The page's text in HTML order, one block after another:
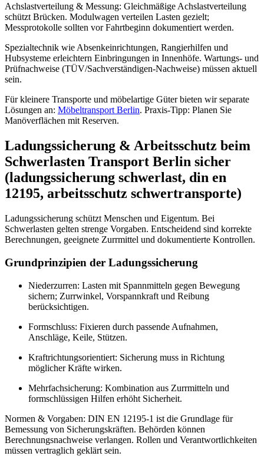
Achslastverteilung & Messung: Gleichmäßige Achslastverteilung
schützt Brücken. Modulwagen verteilen Lasten gezielt;
Messprotokolle sollten vor Fahrtbeginn dokumentiert werden.
Spezialtechnik wie Absenkeinrichtungen, Rangierhilfen und
Hubsysteme erleichtern Einbringungen in Innenhöfe. Wartungs- und
Prüfnachweise (TÜV/Sachverständigen-Nachweise) müssen aktuell
sein.
Für kleinere Transporte und möbelartige Güter bieten wir separate
Lösungen an: Möbeltransport Berlin. Praxis-Tipp: Planen Sie
Manöverflächen mit Reserven.
Ladungssicherung & Arbeitsschutz beim
Schwerlasten Transport Berlin sicher
(ladungssicherung schwerlast, din en
12195, arbeitsschutz schwertransporte)
Ladungssicherung schützt Menschen und Eigentum. Bei
Schwerlasten gelten strenge Vorgaben. Entscheidend sind korrekte
Berechnungen, geeignete Zurrmittel und dokumentierte Kontrollen.
Grundprinzipien der Ladungssicherung
Niederzurren: Lasten mit Spannmitteln gegen Bewegung
sichern; Zurrwinkel, Vorspannkraft und Reibung
berücksichtigen.
Formschluss: Fixieren durch passende Aufnahmen,
Anschläge, Keile, Stützen.
Kraftrichtungsorientiert: Sicherung muss in Richtung
möglicher Kräfte wirken.
Mehrfachsicherung: Kombination aus Zurrmitteln und
formschlüssigen Hilfen erhöht Sicherheit.
Normen & Vorgaben: DIN EN 12195-1 ist die Grundlage für
Bemessung von Sicherungskräften. Behörden können
Berechnungsnachweise verlangen. Rollen und Verantwortlichkeiten
müssen vertraglich geklärt sein.